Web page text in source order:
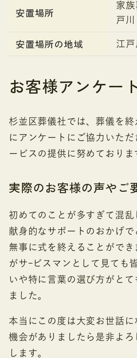
安置場所
家
戸川
安置場所の地域 江戸
お客様アンケート
杉並区葬儀社では、葬儀を終
にアンケートにご協力いただ
ービスの提供に努めておりま
実際のお客様の声やご
初めてのことが多すぎて混乱
献身的なサポートのおかげで
無事に式を終えることができ
がサｰビスマンとして見ても
いや特に言葉の選び方がとて
ました。
本当にこの度は大変お世話に
機会がありましたら是非よろ
します。